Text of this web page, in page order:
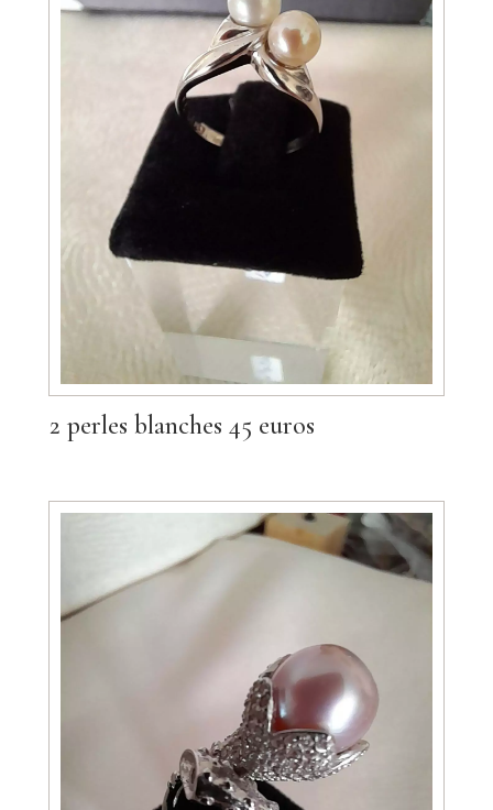
2 perles blanches 45 euros